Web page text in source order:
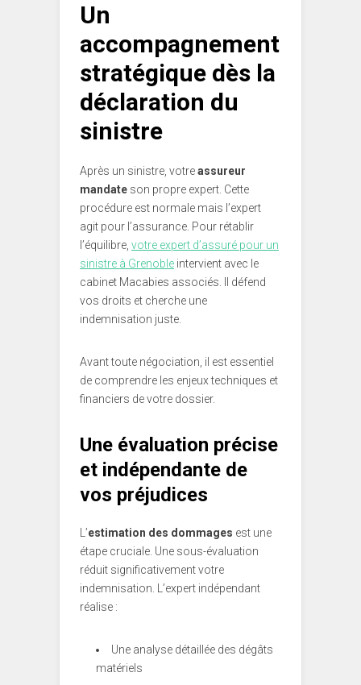
Un
accompagnement
stratégique dès la
déclaration du
sinistre
Après un sinistre, votreassureur
mandate son propre expert. Cette
procédure est normale mais l’expert
agit pour l’assurance. Pour rétablir
l’équilibre, votre expert d’assuré pour un
sinistre à Grenoble intervient avec le
cabinet Macabies associés. Il défend
vos droits et cherche une
indemnisation juste.
Avant toute négociation, il est essentiel
de comprendre les enjeux techniques et
financiers de votre dossier.
Une évaluation précise
et indépendante de
vos préjudices
L’estimation des dommages est une
étape cruciale. Une sous-évaluation
réduit significativement votre
indemnisation. L’expert indépendant
réalise :
Une analyse détaillée des dégâts
matériels